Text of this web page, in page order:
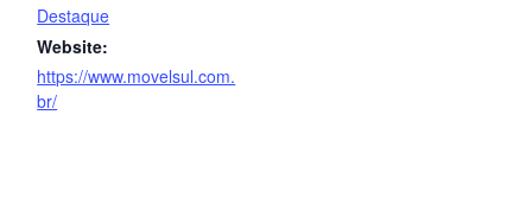
Destaque
Website:
https://www.movelsul.com.
br/